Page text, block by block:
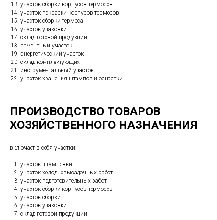
участок сборки корпусов термосов
участок покраски корпусов термосов
участок сборки термоса
участок упаковки
склад готовой продукции
ремонтный участок
энергетический участок
склад комплектующих
инструментальный участок
участок хранения штампов и оснастки
ПРОИЗВОДСТВО ТОВАРОВ
ХОЗЯЙСТВЕННОГО НАЗНАЧЕНИЯ
включает в себя участки:
участок штамповки
участок холодновысадочных работ
участок подготовительных работ
участок сборки корпусов термосов
участок сборки
участок упаковки
склад готовой продукции